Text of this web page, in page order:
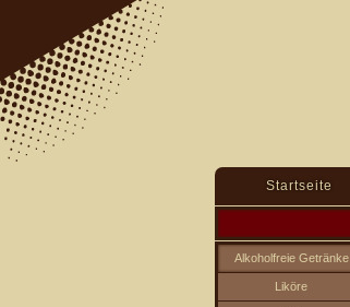
Startseite
Alkoholfreie Getränke
Liköre